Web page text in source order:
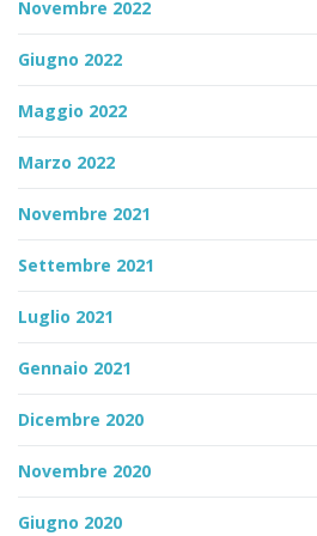
Novembre 2022
Giugno 2022
Maggio 2022
Marzo 2022
Novembre 2021
Settembre 2021
Luglio 2021
Gennaio 2021
Dicembre 2020
Novembre 2020
Giugno 2020